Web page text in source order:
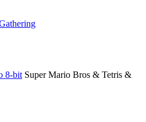
8-bit Super Mario Bros & Tetris &